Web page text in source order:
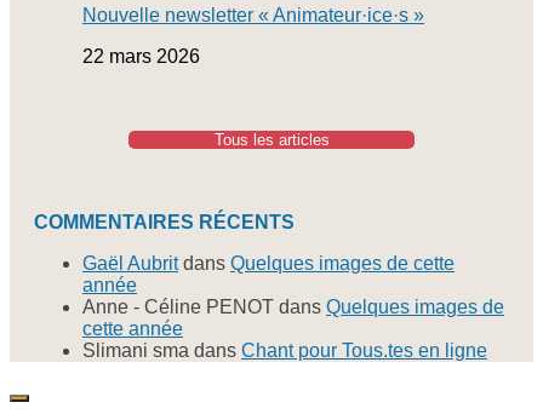
Nouvelle newsletter « Animateur·ice·s »
22 mars 2026
Tous les articles
COMMENTAIRES RÉCENTS
Gaël Aubritdans Quelques images de cette
année
Anne - Céline PENOT dans Quelques images de
cette année
Slimani sma dans Chant pour Tous.tes en ligne